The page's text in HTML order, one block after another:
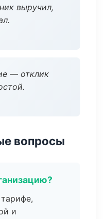
выручил,
— отклик
вопросы
и